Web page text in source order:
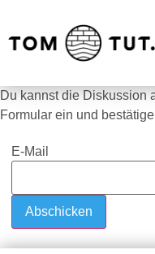
Du kannst die Diskussion
Formular ein und
E-Mail